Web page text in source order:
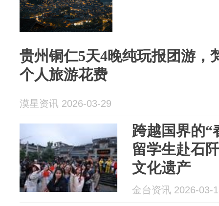
贵州铜仁5天4晚纯玩报团游，
个人旅游花费
漠星资讯 2026-03-29
跨越国界的“
留学生赴石
文化遗产
金台资讯 2026-03-